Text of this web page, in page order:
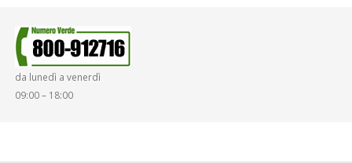
SMARRIMENTO OGGETTI
da lunedì a venerdì
09:00 – 18:00